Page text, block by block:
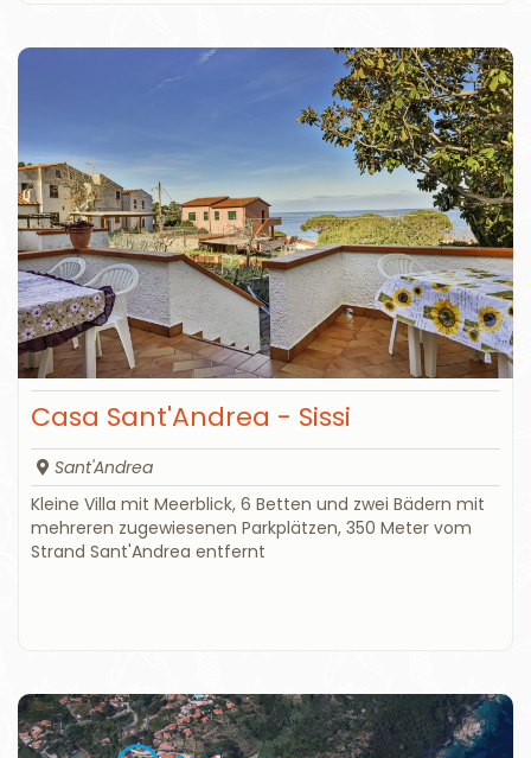
Casa Sant'Andrea - Sissi
Sant'Andrea
Kleine Villa mit Meerblick, 6 Betten und zwei Bädern mit
mehreren zugewiesenen Parkplätzen, 350 Meter vom
Strand Sant'Andrea entfernt